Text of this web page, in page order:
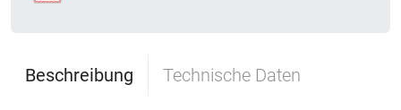
Beschreibung Technische Daten